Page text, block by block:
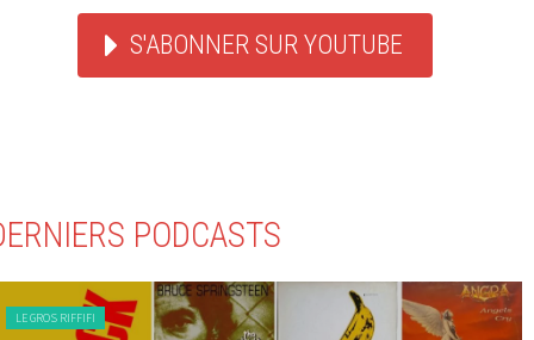
S'ABONNER SUR YOUTUBE
PODCASTS
LE GROS RIFFIFI